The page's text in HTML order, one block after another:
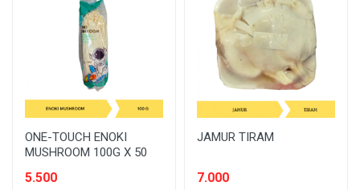
ONE-TOUCH ENOKI
MUSHROOM 100G X 50
5.500
JAMUR TIRAM
7.000